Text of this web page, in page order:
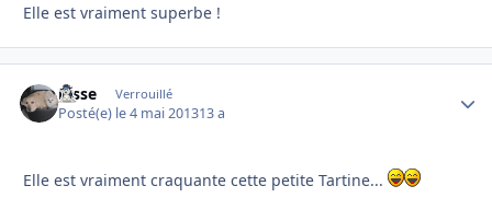
Elle est vraiment superbe !
josse Verrouillé
Posté(e) le 4 mai 201313 a
Elle est vraiment craquante cette petite Tartine...